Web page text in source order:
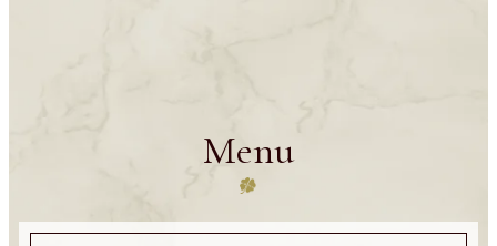
Menu